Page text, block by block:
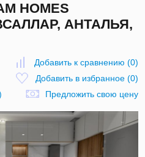
HOMES
АНТАЛЬЯ,
Добавить к сравнению (0)
Добавить в избранное(0)
Предложить свою цену